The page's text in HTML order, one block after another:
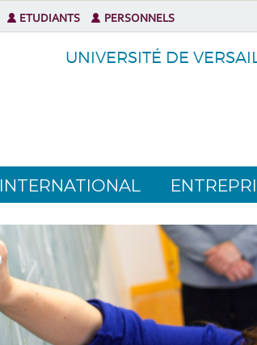
UNIVERSITÉ DE
INTERNATIONAL
ETUDIANTS PERSONNELS